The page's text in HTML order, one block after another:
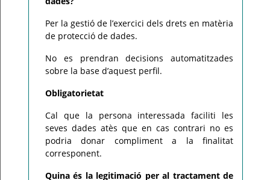
Per la gestió de l’exercici dels drets en matèria
de protecció de dades.
No es prendran decisions automatitzades
sobre la base d’aquest perfil.
Obligatorietat
Cal que la persona interessada faciliti les
seves dades atès que en cas contrari no es
podria donar compliment a la finalitat
corresponent.
Quina és la legitimació per al tractament de